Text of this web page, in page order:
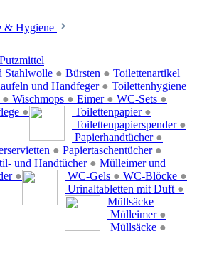
& Hygiene
Stahlwolle ● Bürsten ●
und Handfeger ●
● Wischmops ● Eimer ● WC-Sets ●
●
Toilettenartikel
Toilettenpapier ●
Toilettenpapierspender ●
Papierhandtücher ●
● Papiertaschentücher ●
und Handtücher ●
●
Toilettenhygiene
WC-Gels ● WC-Blöcke ●
Urinaltabletten mit Duft ●
Mülleimer und
Müllsäcke
Mülleimer ●
Müllsäcke ●